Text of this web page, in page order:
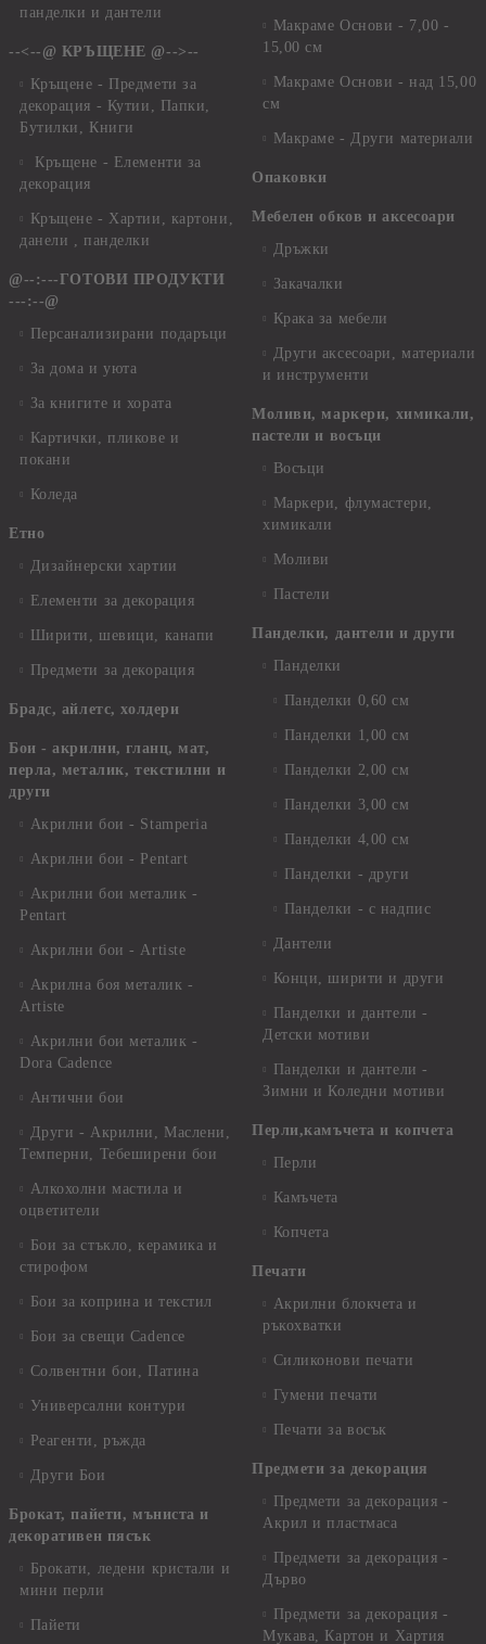
панделки и дантели
--<--@ КРЪЩЕНЕ @-->--
Кръщене - Предмети за
декорация - Кутии, Папки,
Бутилки, Книги
Кръщене - Елементи за
декорация
Кръщене - Хартии, картони,
данели , панделки
@--:---ГОТОВИ ПРОДУКТИ
---:--@
Персанализирани подаръци
За дома и уюта
За книгите и хората
Картички, пликове и
покани
Коледа
Етно
Дизайнерски хартии
Елементи за декорация
Ширити, шевици, канапи
Предмети за декорация
Брадс, айлетс, холдери
Бои - акрилни, гланц, мат,
перла, металик, текстилни и
други
Акрилни бои - Stamperia
Акрилни бои - Pentart
Акрилни бои металик -
Pentart
Акрилни бои - Artiste
Акрилна боя металик -
Artiste
Акрилни бои металик -
Dora Cadence
Антични бои
Други - Акрилни, Маслени,
Темперни, Тебеширени бои
Алкохолни мастила и
оцветители
Бои за стъкло, керамика и
стирофом
Бои за коприна и текстил
Бои за свещи Cadence
Солвентни бои, Патина
Универсални контури
Реагенти, ръжда
Други Бои
Брокат, пайети, мъниста и
декоративен пясък
Брокати, ледени кристали и
мини перли
Пайети
Макраме Основи - 7,00 -
15,00 см
Макраме Основи - над 15,00
см
Макраме - Други материали
Опаковки
Мебелен обков и аксесоари
Дръжки
Закачалки
Крака за мебели
Други аксесоари, материали
и инструменти
Моливи, маркери, химикали,
пастели и восъци
Восъци
Маркери, флумастери,
химикали
Моливи
Пастели
Панделки, дантели и други
Панделки
Панделки 0,60 см
Панделки 1,00 см
Панделки 2,00 см
Панделки 3,00 см
Панделки 4,00 см
Панделки - други
Панделки - с надпис
Дантели
Конци, ширити и други
Панделки и дантели -
Детски мотиви
Панделки и дантели -
Зимни и Коледни мотиви
Перли,камъчета и копчета
Перли
Камъчета
Копчета
Печати
Акрилни блокчета и
ръкохватки
Силиконови печати
Гумени печати
Печати за восък
Предмети за декорация
Предмети за декорация -
Акрил и пластмаса
Предмети за декорация -
Дърво
Предмети за декорация -
Мукава, Картон и Хартия